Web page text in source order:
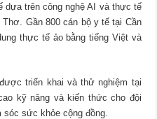
dựa trên công nghệ AI và thực tế
Gần 800 cán bộ y tế tại Cần
thực tế ảo bằng tiếng Việt và
triển khai và thử nghiệm tại
kỹ năng và kiến thức cho đội
sức khỏe cộng đồng.